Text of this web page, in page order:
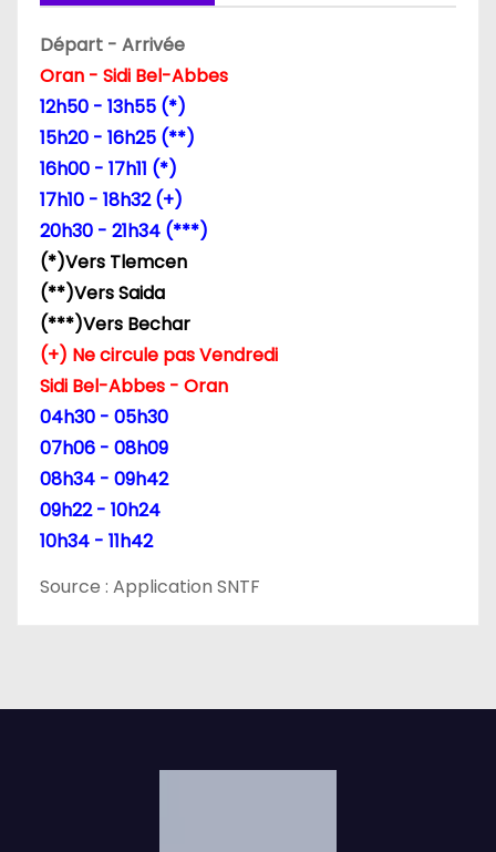
Départ - Arrivée
Oran - Sidi Bel-Abbes
12h50 - 13h55 (*)
15h20 - 16h25 (**)
16h00 - 17h11 (*)
17h10 - 18h32 (+)
20h30 - 21h34 (***)
(*)Vers Tlemcen
(**)Vers Saida
(***)Vers Bechar
(+) Ne circule pas Vendredi
Sidi Bel-Abbes - Oran
04h30 - 05h30
07h06 - 08h09
08h34 - 09h42
09h22 - 10h24
10h34 - 11h42
Source : Application SNTF